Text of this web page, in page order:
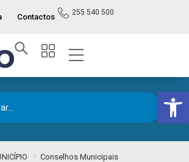
Contactos 255 540 500
Conselhos Municipais